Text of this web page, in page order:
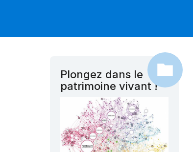
Plongez dans le
patrimoine vivant !